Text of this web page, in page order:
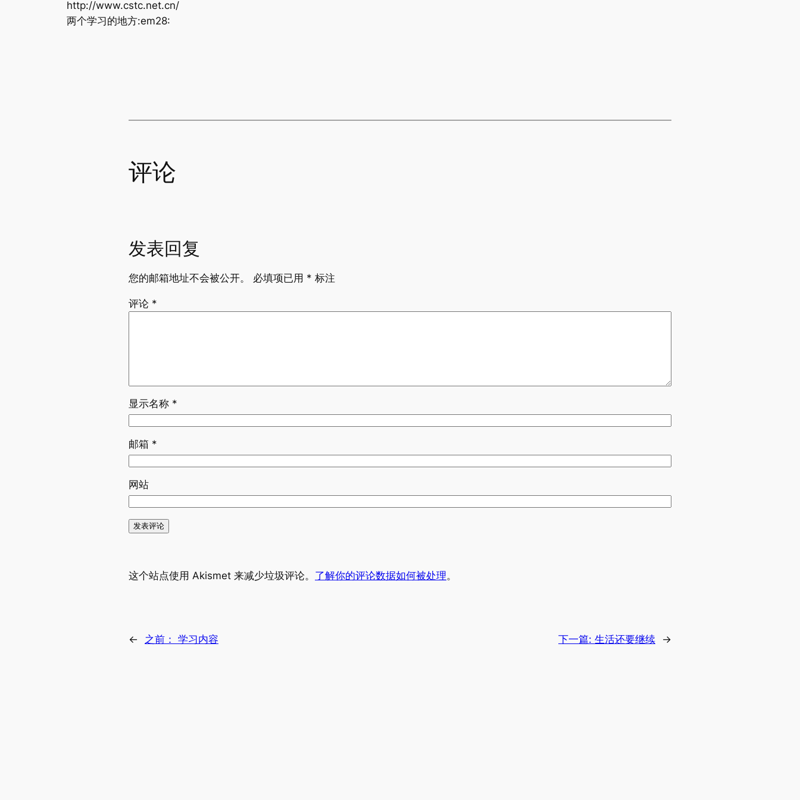
http://www.cstc.net.cn/
两个学习的地方:em28:
评论
发表回复
您的邮箱地址不会被公开。 必填项已用 * 标注
评论 *
显示名称 *
邮箱 *
网站
这个站点使用 Akismet 来减少垃圾评论。 了解你的评论数据如何被处理。
← 之前： 学习内容 下一篇: 生活还要继续 →